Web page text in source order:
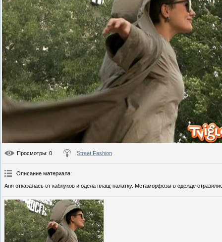
Просмотры: 0 Street Fashion
Описание материала:
Аня отказалась от каблуков и одела плащ-палатку. Метаморфозы в одежде